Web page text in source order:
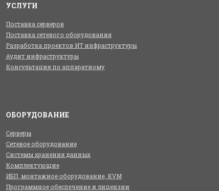
УСЛУГИ
Поставка серверов
Поставка сетевого оборудования
Разработка проектов ИТ инфраструктуры
Аудит инфраструктуры
Консультация по аппаратному
ОБОРУДОВАНИЕ
Серверы
Сетевое оборудование
Системы хранения данных
Комплектующие
ИБП, монтажное оборудование, KVM
Программное обеспечение и лицензии